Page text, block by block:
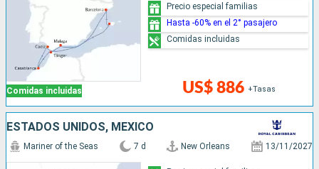
Comidas incluidas US$ 886 +Tasas
Precio especial familias
Hasta -60% en el 2° pasajero
Comidas incluidas
ESTADOS UNIDOS, MÉXICO
Mariner of the Seas 7 d New Orleans 13/11/2027